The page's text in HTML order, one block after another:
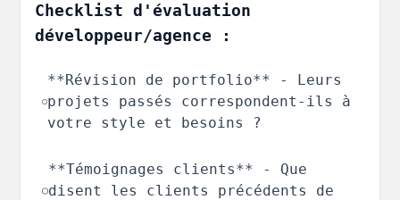
Checklist d'évaluation
développeur/agence :
**Révision de portfolio** - Leurs
projets passés correspondent-ils à
votre style et besoins ?
**Témoignages clients** - Que
disent les clients précédents de